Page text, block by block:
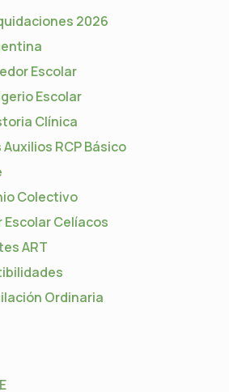
2026
Escolar
Escolar
Clínica
RCP Básico
Colectivo
Celíacos
ART
Ordinaria